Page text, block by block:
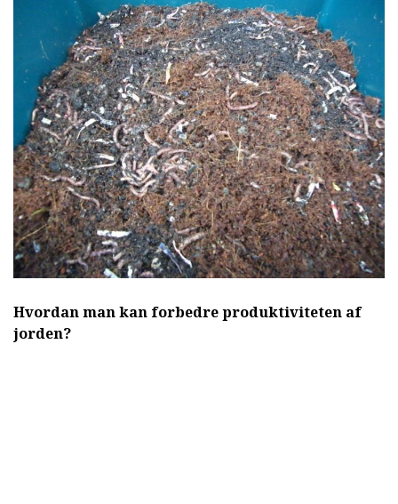
Hvordan man kan forbedre produktiviteten af
jorden?